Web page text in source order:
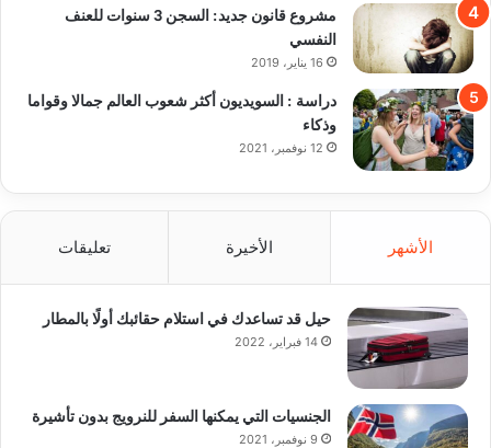
مشروع قانون جديد: السجن 3 سنوات للعنف
النفسي
16 يناير، 2019
دراسة : السويديون أكثر شعوب العالم جمالا وقواما
وذكاء
12 نوفمبر، 2021
الأشهر الأخيرة تعليقات
حيل قد تساعدك في استلام حقائبك أولًا بالمطار
14 فبراير، 2022
الجنسيات التي يمكنها السفر للنرويج بدون تأشيرة
9 نوفمبر، 2021